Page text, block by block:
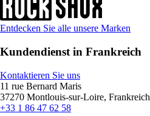
Entdecken Sie alle unsere Marken
Kundendienst in Frankreich
Kontaktieren Sie uns
11 rue Bernard Maris
37270 Montlouis-sur-Loire, Frankreich
+33 1 86 47 62 58